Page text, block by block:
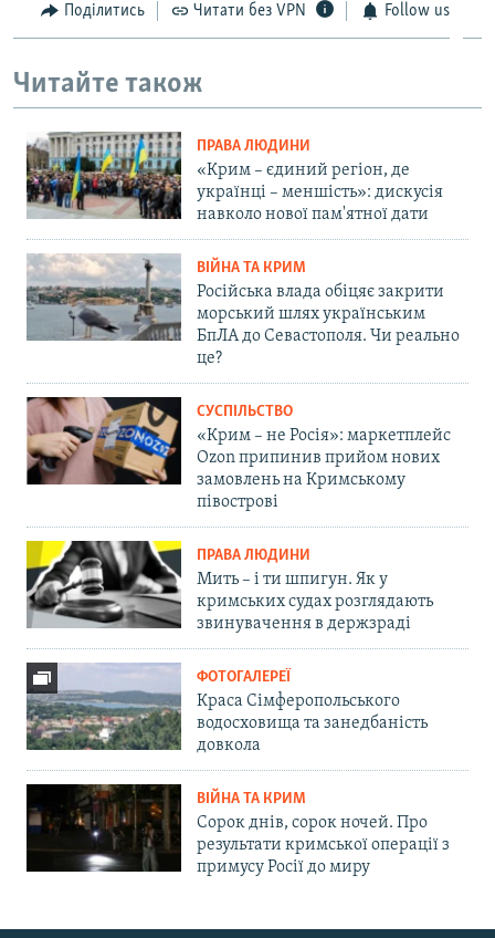
Поділитись Читати без VPN Follow us
Читайте також
ПРАВА ЛЮДИНИ
«Крим – єдиний регіон, де
українці – меншість»: дискусія
навколо нової пам'ятної дати
ВІЙНА ТА КРИМ
Російська влада обіцяє закрити
морський шлях українським
БпЛА до Севастополя. Чи реально
це?
СУСПІЛЬСТВО
«Крим – не Росія»: маркетплейс
Ozon припинив прийом нових
замовлень на Кримському
півострові
ПРАВА ЛЮДИНИ
Мить – і ти шпигун. Як у
кримських судах розглядають
звинувачення в держзраді
ФОТОГАЛЕРЕЇ
Краса Сімферопольського
водосховища та занедбаність
довкола
ВІЙНА ТА КРИМ
Сорок днів, сорок ночей. Про
результати кримської операції з
примусу Росії до миру